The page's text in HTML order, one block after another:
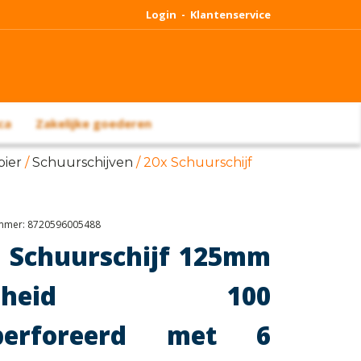
Login - Klantenservice
Zakelijke goederen
/Schuurschijven / 20x Schuurschijf
8720596005488
Schuurschijf 125mm
100
met 6